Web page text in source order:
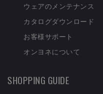
ウェアのメンテナンス
カタログダウンロード
お客様サポート
オンヨネについて
SHOPPING GUIDE